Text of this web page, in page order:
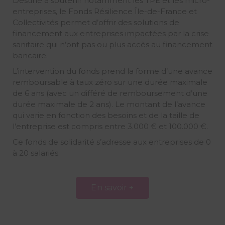
entreprises, le Fonds Résilience Île-de-France et
Collectivités permet d’offrir des solutions de
financement aux entreprises impactées par la crise
sanitaire qui n’ont pas ou plus accès au financement
bancaire.
L’intervention du fonds prend la forme d’une avance
remboursable à taux zéro sur une durée maximale
de 6 ans (avec un différé de remboursement d’une
durée maximale de 2 ans). Le montant de l’avance
qui varie en fonction des besoins et de la taille de
l’entreprise est compris entre 3.000 € et 100.000 €.
Ce fonds de solidarité s’adresse aux entreprises de 0
à 20 salariés.